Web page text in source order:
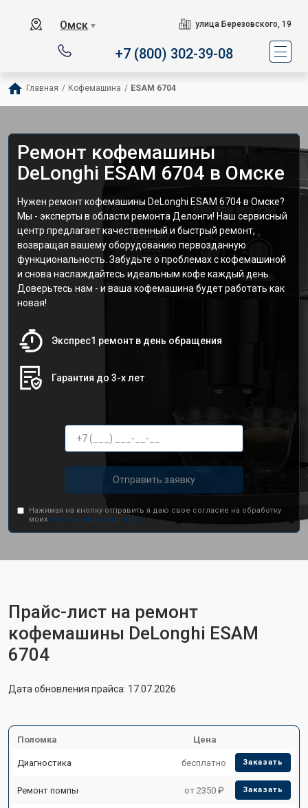
Омск ▼ улица Березовского, 19
+7 (800) 302-39-08
Главная / Кофемашина / ESAM 6704
Ремонт кофемашины
DeLonghi ESAM 6704 в Омске
Нужен ремонт кофемашины DeLonghi ESAM 6704 в Омске?
Мы - эксперты в области ремонта Делонги! Наш сервисный
центр предлагает качественный и быстрый ремонт,
возвращая вашему оборудованию первозданную
функциональность. Забудьте о проблемах с кофемашиной
и снова наслаждайтесь идеальным кофе каждый день.
Доверьтесь нам - и ваша кофемашина будет работать как
новая!
Экспрес1 ремонт в день обращения
Гарантия до 3-х лет
Отправить заявку
Нажимая на кнопку отправить я даю свое согласие на обработку
моих персональных данных.
Прайс-лист на ремонт
кофемашины DeLonghi ESAM
6704
Дата обновления прайса: 17.07.2026
Поломка Цена
Диагностика бесплатно Заказать
Ремонт помпы от 2350 ₽ Заказать